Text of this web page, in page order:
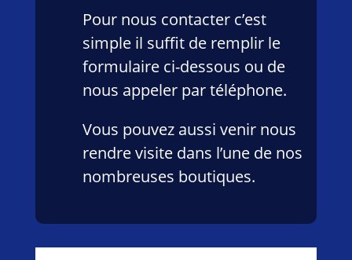
Pour nous contacter c’est
simple il suffit de remplir le
formulaire ci-dessous ou de
nous appeler par téléphone.
Vous pouvez aussi venir nous
rendre visite dans l’une de nos
nombreuses boutiques.